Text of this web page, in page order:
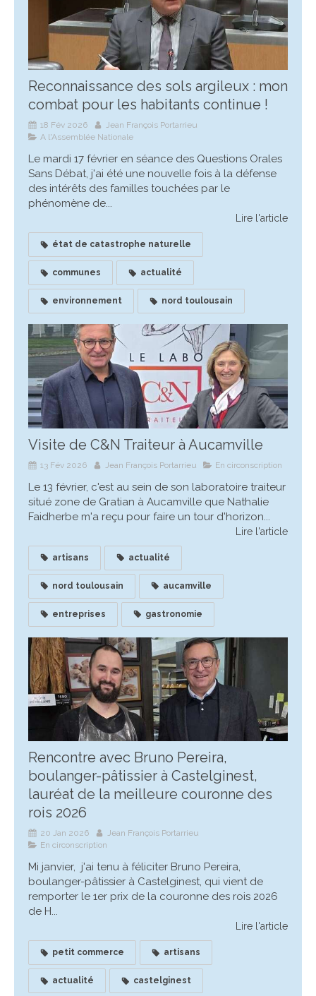
Reconnaissance des sols argileux : mon
combat pour les habitants continue !
18 Fév 2026
Jean François Portarrieu
A l'Assemblée Nationale
Le mardi 17 février en séance des Questions Orales
Sans Débat, j'ai été une nouvelle fois à la défense
des intérêts des familles touchées par le
phénomène de...
Lire l'article
état de catastrophe naturelle
communes actualité
environnement nord toulousain
Visite de C&N Traiteur à Aucamville
13 Fév 2026 Jean François Portarrieu En circonscription
Le 13 février, c'est au sein de son laboratoire traiteur
situé zone de Gratian à Aucamville que Nathalie
Faidherbe m'a reçu pour faire un tour d'horizon...
Lire l'article
artisans actualité
nord toulousain aucamville
entreprises gastronomie
Rencontre avec Bruno Pereira,
boulanger-pâtissier à Castelginest,
lauréat de la meilleure couronne des
rois 2026
20 Jan 2026
Jean François Portarrieu
En circonscription
Mi janvier, j'ai tenu à féliciter Bruno Pereira,
boulanger-pâtissier à Castelginest, qui vient de
remporter le 1er prix de la couronne des rois 2026
de H...
Lire l'article
petit commerce artisans
actualité castelginest